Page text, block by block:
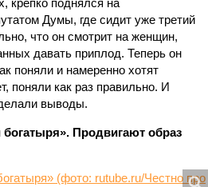
крепко поднялся на
Думы, где сидит уже третий
что он смотрит на женщин,
давать приплод. Теперь он
поняли и намеренно хотят
поняли как раз правильно. И
выводы.
богатыря». Продвигают образ